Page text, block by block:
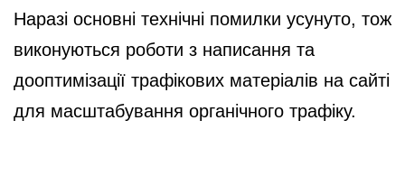
Наразі основні технічні помилки усунуто, тож
виконуються роботи з написання та
дооптимізації трафікових матеріалів на сайті
для масштабування органічного трафіку.